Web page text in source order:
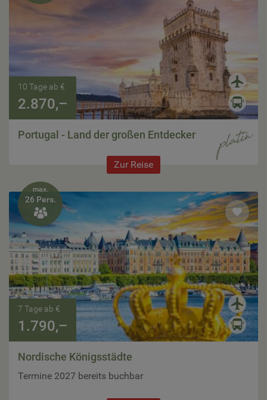
10 Tage ab €
2.870,–
Portugal - Land der großen Entdecker
Zur Reise
max.
26 Pers.

7 Tage ab €
1.790,–
Nordische Königsstädte
Termine 2027 bereits buchbar